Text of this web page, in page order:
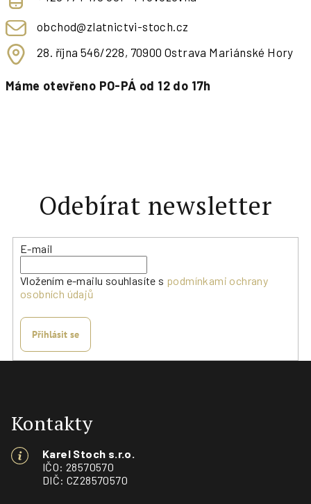
obchod@zlatnictvi-stoch.cz
28. října 546/228, 70900 Ostrava Mariánské Hory
Máme otevřeno PO-PÁ od 12 do 17h
Odebírat newsletter
E-mail
Vložením e-mailu souhlasíte s podmínkami ochrany
osobních údajů
Přihlásit se
p
a
Kontakty
Karel Stoch s.r.o.
IČO: 28570570
DIČ: CZ28570570